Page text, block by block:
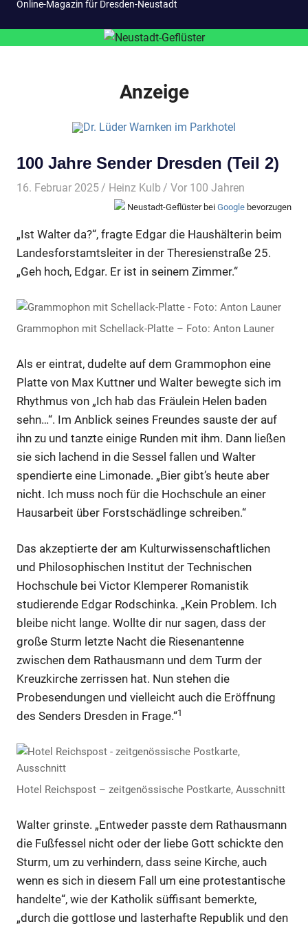
Online-Magazin für Dresden-Neustadt
Anzeige
100 Jahre Sender Dresden (Teil 2)
16. Februar 2025 Heinz Kulb Vor 100 Jahren
Neustadt-Geflüster bei Google bevorzugen
„Ist Walter da?“, fragte Edgar die Haushälterin beim
Landesforstamtsleiter in der Theresienstraße 25.
„Geh hoch, Edgar. Er ist in seinem Zimmer.“
Grammophon mit Schellack-Platte – Foto: Anton Launer
Als er eintrat, dudelte auf dem Grammophon eine
Platte von Max Kuttner und Walter bewegte sich im
Rhythmus von „Ich hab das Fräulein Helen baden
sehn…“. Im Anblick seines Freundes sauste der auf
ihn zu und tanzte einige Runden mit ihm. Dann ließen
sie sich lachend in die Sessel fallen und Walter
spendierte eine Limonade. „Bier gibt’s heute aber
nicht. Ich muss noch für die Hochschule an einer
Hausarbeit über Forstschädlinge schreiben.“
Das akzeptierte der am Kulturwissenschaftlichen
und Philosophischen Institut der Technischen
Hochschule bei Victor Klemperer Romanistik
studierende Edgar Rodschinka. „Kein Problem. Ich
bleibe nicht lange. Wollte dir nur sagen, dass der
große Sturm letzte Nacht die Riesenantenne
zwischen dem Rathausmann und dem Turm der
Kreuzkirche zerrissen hat. Nun stehen die
Probesendungen und vielleicht auch die Eröffnung
des Senders Dresden in Frage.“1
Hotel Reichspost – zeitgenössische Postkarte, Ausschnitt
Walter grinste. „Entweder passte dem Rathausmann
die Fußfessel nicht oder der liebe Gott schickte den
Sturm, um zu verhindern, dass seine Kirche, auch
wenn es sich in diesem Fall um eine protestantische
handelte“, wie der Katholik süffisant bemerkte,
„durch die gottlose und lasterhafte Republik und den